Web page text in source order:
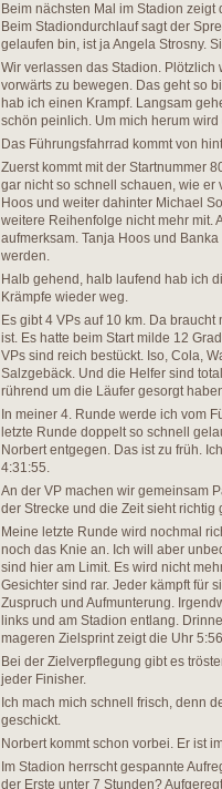
Beim nächsten Mal im Stadion
Beim Stadiondurchlauf sagt der
gelaufen bin, ist ja Angela Strosny.
Wir verlassen das Stadion. Plötzlich
vorwärts zu bewegen. Das geht so
hab ich einen Krampf. Langsam
schön peinlich. Um mich herum
Das Führungsfahrrad kommt von
Zuerst kommt mit der Startnummer
gar nicht so schnell schauen, wie er
Hoos und weiter dahinter Michael
weitere Reihenfolge nicht mehr mit.
aufmerksam. Tanja Hoos und
werden.
Halb gehend, halb laufend hab ich
Krämpfe wieder weg.
Es gibt 4 VPs auf 10 km. Da
ist. Es hatte beim Start milde 12
VPs sind reich bestückt. Iso, Cola,
Salzgebäck. Und die Helfer sind
rührend um die Läufer gesorgt
In meiner 4. Runde werde ich vom
letzte Runde doppelt so schnell
Norbert entgegen. Das ist zu früh.
4:31:55.
An der VP machen wir gemeinsam
der Strecke und die Zeit sieht richtig
Meine letzte Runde wird nochmal
noch das Knie an. Ich will aber
sind hier am Limit. Es wird nicht
Gesichter sind rar. Jeder kämpft für
Zuspruch und Aufmunterung.
links und am Stadion entlang.
mageren Zielsprint zeigt die Uhr
Bei der Zielverpflegung gibt es
jeder Finisher.
Ich mach mich schnell frisch, denn
geschickt.
Norbert kommt schon vorbei. Er ist
Im Stadion herrscht gespannte
der Erste unter 7 Stunden?